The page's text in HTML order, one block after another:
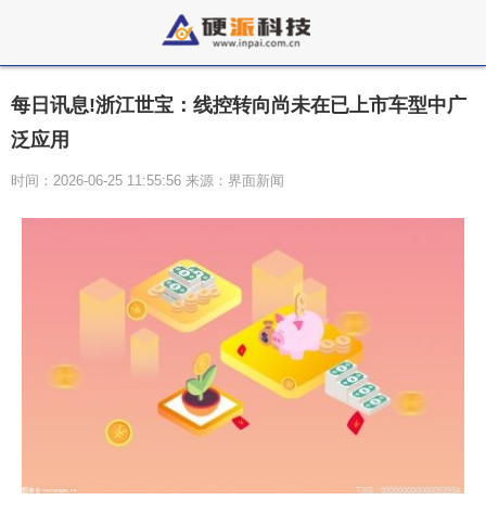
每日讯息!浙江世宝：线控转向尚未在已上市车型中广
泛应用
时间：2026-06-25 11:55:56 来源：界面新闻